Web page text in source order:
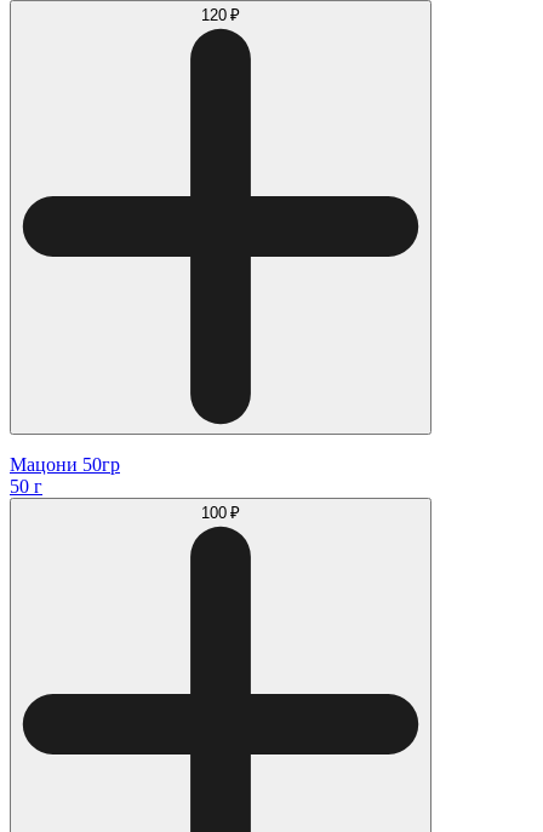
120 ₽
Мацони 50гр
50 г
100 ₽